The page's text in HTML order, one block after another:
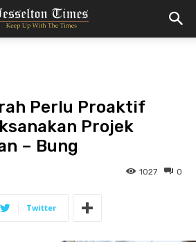
Perlu Proaktif
Projek
– Bung
0
1027
Twitter